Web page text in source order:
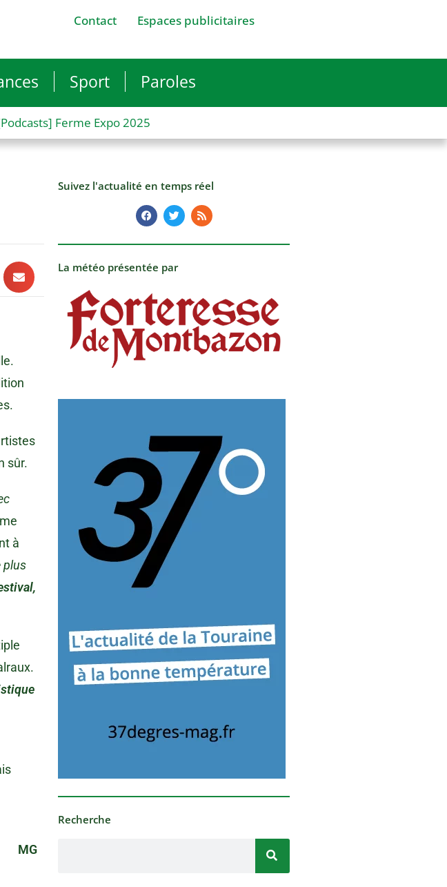
Contact Espaces publicitaires
Sport Paroles
Ferme Expo 2025
sûr.
à
plus
MG
Suivez l'actualité en temps réel
La météo présentée par
Recherche